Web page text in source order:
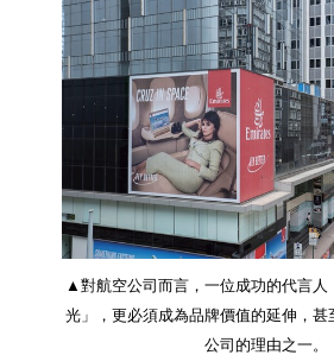
▲對航空公司而言，一位成功的代言人
光」，更必須成為品牌價值的延伸，甚
公司的理由之一。